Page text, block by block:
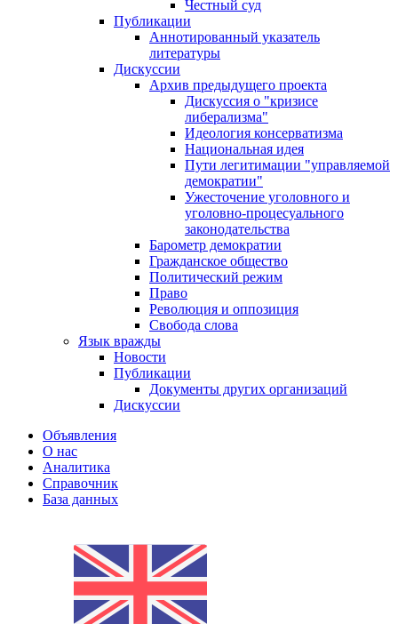
Честный суд
Публикации
Аннотированный указатель
литературы
Дискуссии
Архив предыдущего проекта
Дискуссия о "кризисе
либерализма"
Идеология консерватизма
Национальная идея
Пути легитимации "управляемой
демократии"
Ужесточение уголовного и
уголовно-процесуального
законодательства
Барометр демократии
Гражданское общество
Политический режим
Право
Революция и оппозиция
Свобода слова
Язык вражды
Новости
Публикации
Документы других организаций
Дискуссии
Объявления
О нас
Аналитика
Справочник
База данных